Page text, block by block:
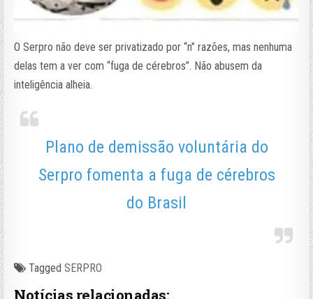
O Serpro não deve ser privatizado por “n” razões, mas nenhuma
delas tem a ver com “fuga de cérebros”. Não abusem da
inteligência alheia.
Plano de demissão voluntária do
Serpro fomenta a fuga de cérebros
do Brasil
TaggedSERPRO
Notícias relacionadas: